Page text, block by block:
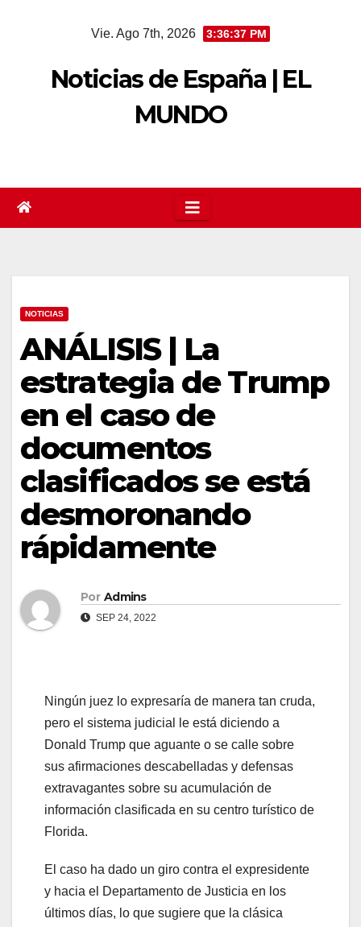
Vie. Ago 7th, 2026 3:36:38 PM
Noticias de España | EL
MUNDO
NOTICIAS
ANÁLISIS | La
estrategia de Trump
en el caso de
documentos
clasificados se está
desmoronando
rápidamente
Por Admins
SEP 24, 2022
Ningún juez lo expresaría de manera tan cruda,
pero el sistema judicial le está diciendo a
Donald Trump que aguante o se calle sobre
sus afirmaciones descabelladas y defensas
extravagantes sobre su acumulación de
información clasificada en su centro turístico de
Florida.
El caso ha dado un giro contra el expresidente
y hacia el Departamento de Justicia en los
últimos días, lo que sugiere que la clásica